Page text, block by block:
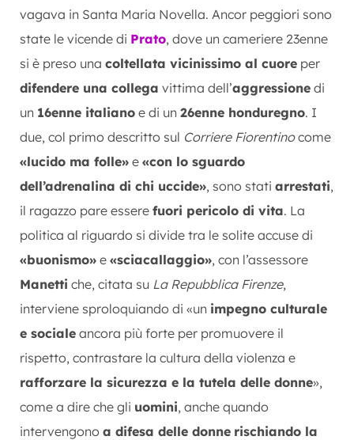
vagava in Santa Maria Novella. Ancor peggiori sono
state le vicende di Prato, dove un cameriere 23enne
si è preso una coltellata vicinissimo al cuore per
difendere una collega vittima dell’aggressione di
un 16enne italiano e di un 26enne honduregno. I
due, col primo descritto sul Corriere Fiorentinocome
«lucido ma folle» e «con lo sguardo
dell’adrenalina di chi uccide», sono stati arrestati,
il ragazzo pare essere fuori pericolo di vita. La
politica al riguardo si divide tra le solite accuse di
«buonismo» e «sciacallaggio», con l’assessore
Manetti che, citata su La Repubblica Firenze,
interviene sproloquiando di «un impegno culturale
e sociale ancora più forte per promuovere il
rispetto, contrastare la cultura della violenza e
rafforzare la sicurezza e la tutela delle donne»,
come a dire che gli uomini, anche quando
intervengono a difesa delle donne rischiando la